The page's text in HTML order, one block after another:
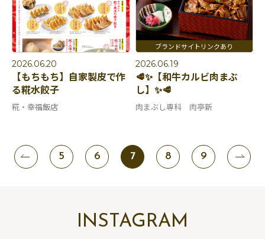
2026.06.20
【もちもち】自家製皮で作
る糀水餃子
糀・幸福飯店
2026.06.19
🥩✨【和牛カルビ肉まぶ
し】✨🥩
肉まぶし専科 肉亭新
5 6 7 8 9
INSTAGRAM